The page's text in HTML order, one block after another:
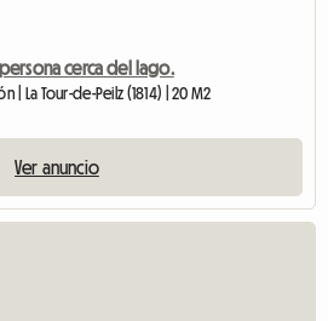
cerca del lago.
| La Tour-de-Peilz (1814) | 20 M2
Ver anuncio